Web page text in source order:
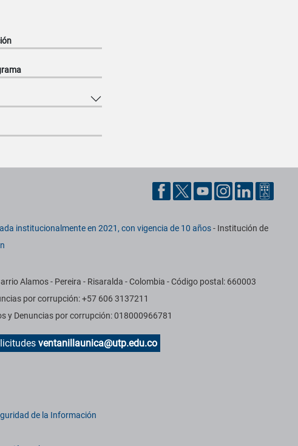
institucionalmente en 2021, con vigencia de 10 años- Institución de
Alamos - Pereira - Risaralda - Colombia - Código postal: 660003
por corrupción: +57 606 3137211
y Denuncias por corrupción: 018000966781
ventanillaunica@utp.edu.co
de la Información